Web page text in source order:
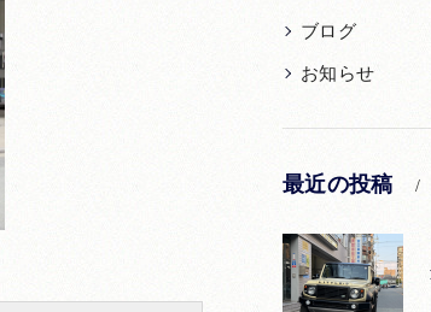
ブログ
お知らせ
最近の投稿